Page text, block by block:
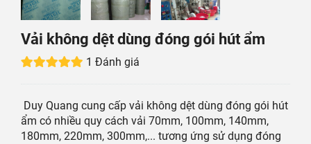
Vải không dệt dùng đóng gói hút ẩm
1 Đánh giá
Duy Quang cung cấp vải không dệt dùng đóng gói hút
ẩm có nhiều quy cách vải 70mm, 100mm, 140mm,
180mm, 220mm, 300mm,... tương ứng sử dụng đóng